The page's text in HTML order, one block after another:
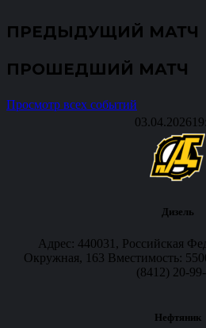
ПРЕДЫДУЩИЙ МАТЧ
ПРОШЕДШИЙ МАТЧ
Просмотр всех событий
03.04.2026
Дизель
Адрес: 440031, Российская
Окружная, 163 Вместимость:
(8412) 20-
Нефтяник